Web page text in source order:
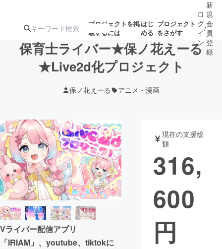
プロジェクトを掲
載するには
はじ
める
プロジェクト
をさがす
注目の新着プロ
ジェクト
ロジェクト
アート・写真 音楽
テクノロジー・ガジェット ゲーム・サ
映像・映画
ビジネス・起業
まちづくり・地域活性化
ロ
グ
イ
ン
/
新
規
会
員
登
録
保育士ライバー★保ノ花えーる
★Live2d化プロジェクト
保ノ花えーる アニメ・漫画
Vライバー配信アプリ
「IRIAM」、youtube、tiktokに
現在の支援総
額
316,
600
円